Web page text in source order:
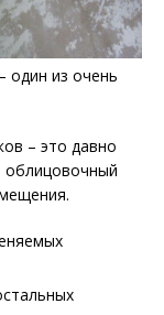
один из очень
– это давно
облицовочный